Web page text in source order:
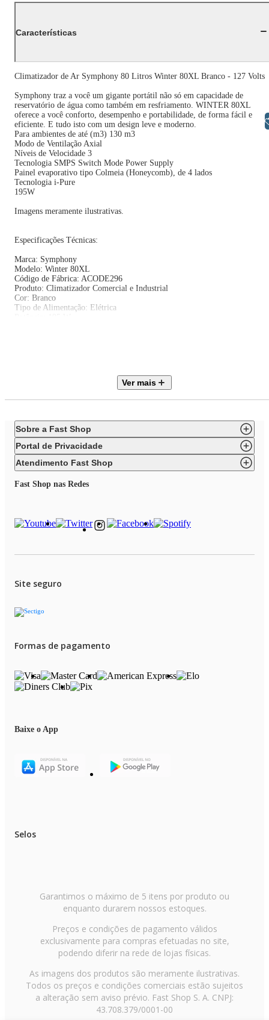
Características
Climatizador de Ar Symphony 80 Litros Winter 80XL Branco - 127 Volts
Symphony traz a você um gigante portátil não só em capacidade de
reservatório de água como também em resfriamento. WINTER 80XL
oferece a você conforto, desempenho e portabilidade, de forma fácil e
eficiente. E tudo isto com um design leve e moderno.
Para ambientes de até (m3) 130 m3
Modo de Ventilação Axial
Níveis de Velocidade 3
Tecnologia SMPS Switch Mode Power Supply
Painel evaporativo tipo Colmeia (Honeycomb), de 4 lados
Tecnologia i-Pure
195W
Imagens meramente ilustrativas.
Especificações Técnicas:
Marca: Symphony
Modelo: Winter 80XL
Código de Fábrica: ACODE296
Produto: Climatizador Comercial e Industrial
Cor: Branco
Tipo de Alimentação: Elétrica
Garantia: 12 meses
Ver mais
Sobre a Fast Shop
Portal de Privacidade
Atendimento Fast Shop
Fast Shop nas Redes
Site seguro
Formas de pagamento
Baixe o App
Selos
Garantimos o máximo de 5 itens por produto ou
enquanto durarem nossos estoques.
Preços e condições de pagamento válidos
exclusivamente para compras efetuadas no site,
podendo diferir na rede de lojas físicas.
As imagens dos produtos são meramente ilustrativas.
Todos os preços e condições comerciais estão sujeitos
a alteração sem aviso prévio. Fast Shop S. A. CNPJ:
43.708.379/0001-00
Libras